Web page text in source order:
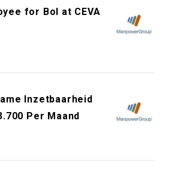
for Bol at CEVA
Inzetbaarheid
Per Maand